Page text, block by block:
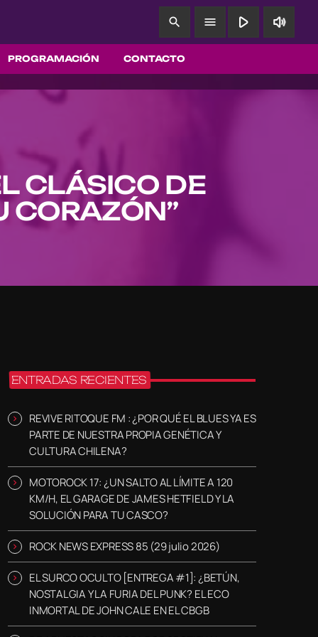
PROGRAMACIÓN CONTACTO
search menu play_arrow volume_up
CLÁSICO DE
CORAZÓN”
ENTRADAS RECIENTES
REVIVE RITOQUE FM : ¿POR QUÉ EL BLUES YA ES
PARTE DE NUESTRA PROPIA GENÉTICA Y
CULTURA CHILENA?
MOTOROCK 17: ¿UN SALTO AL LÍMITE A 120
KM/H, EL GARAGE DE JAMES HETFIELD Y LA
SOLUCIÓN PARA TU CASCO?
ROCK NEWS EXPRESS 85 (29 julio 2026)
EL SURCO OCULTO [ENTREGA #1]: ¿BETÚN,
NOSTALGIA Y LA FURIA DEL PUNK? EL ECO
INMORTAL DE JOHN CALE EN EL CBGB